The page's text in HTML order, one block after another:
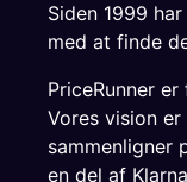
Siden 1999
med at finde
PriceRunner
Vores vision
sammenligner
en del af